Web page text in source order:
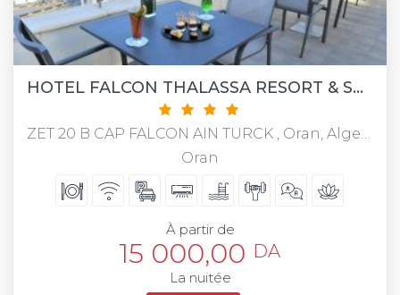
HOTEL FALCON THALASSA RESORT & SPA
ZET 20 B CAP FALCON AIN TURCK , Oran, Algeria
Oran
À partir de
15 000,00 DA
La nuitée